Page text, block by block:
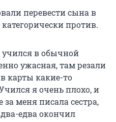
свердловском.
позы,
и розы.
снегах,
перевести сына в
против.
в обычной
ужасная, там резали
карты какие-то
я очень плохо, и
меня писала сестра,
едва окончил